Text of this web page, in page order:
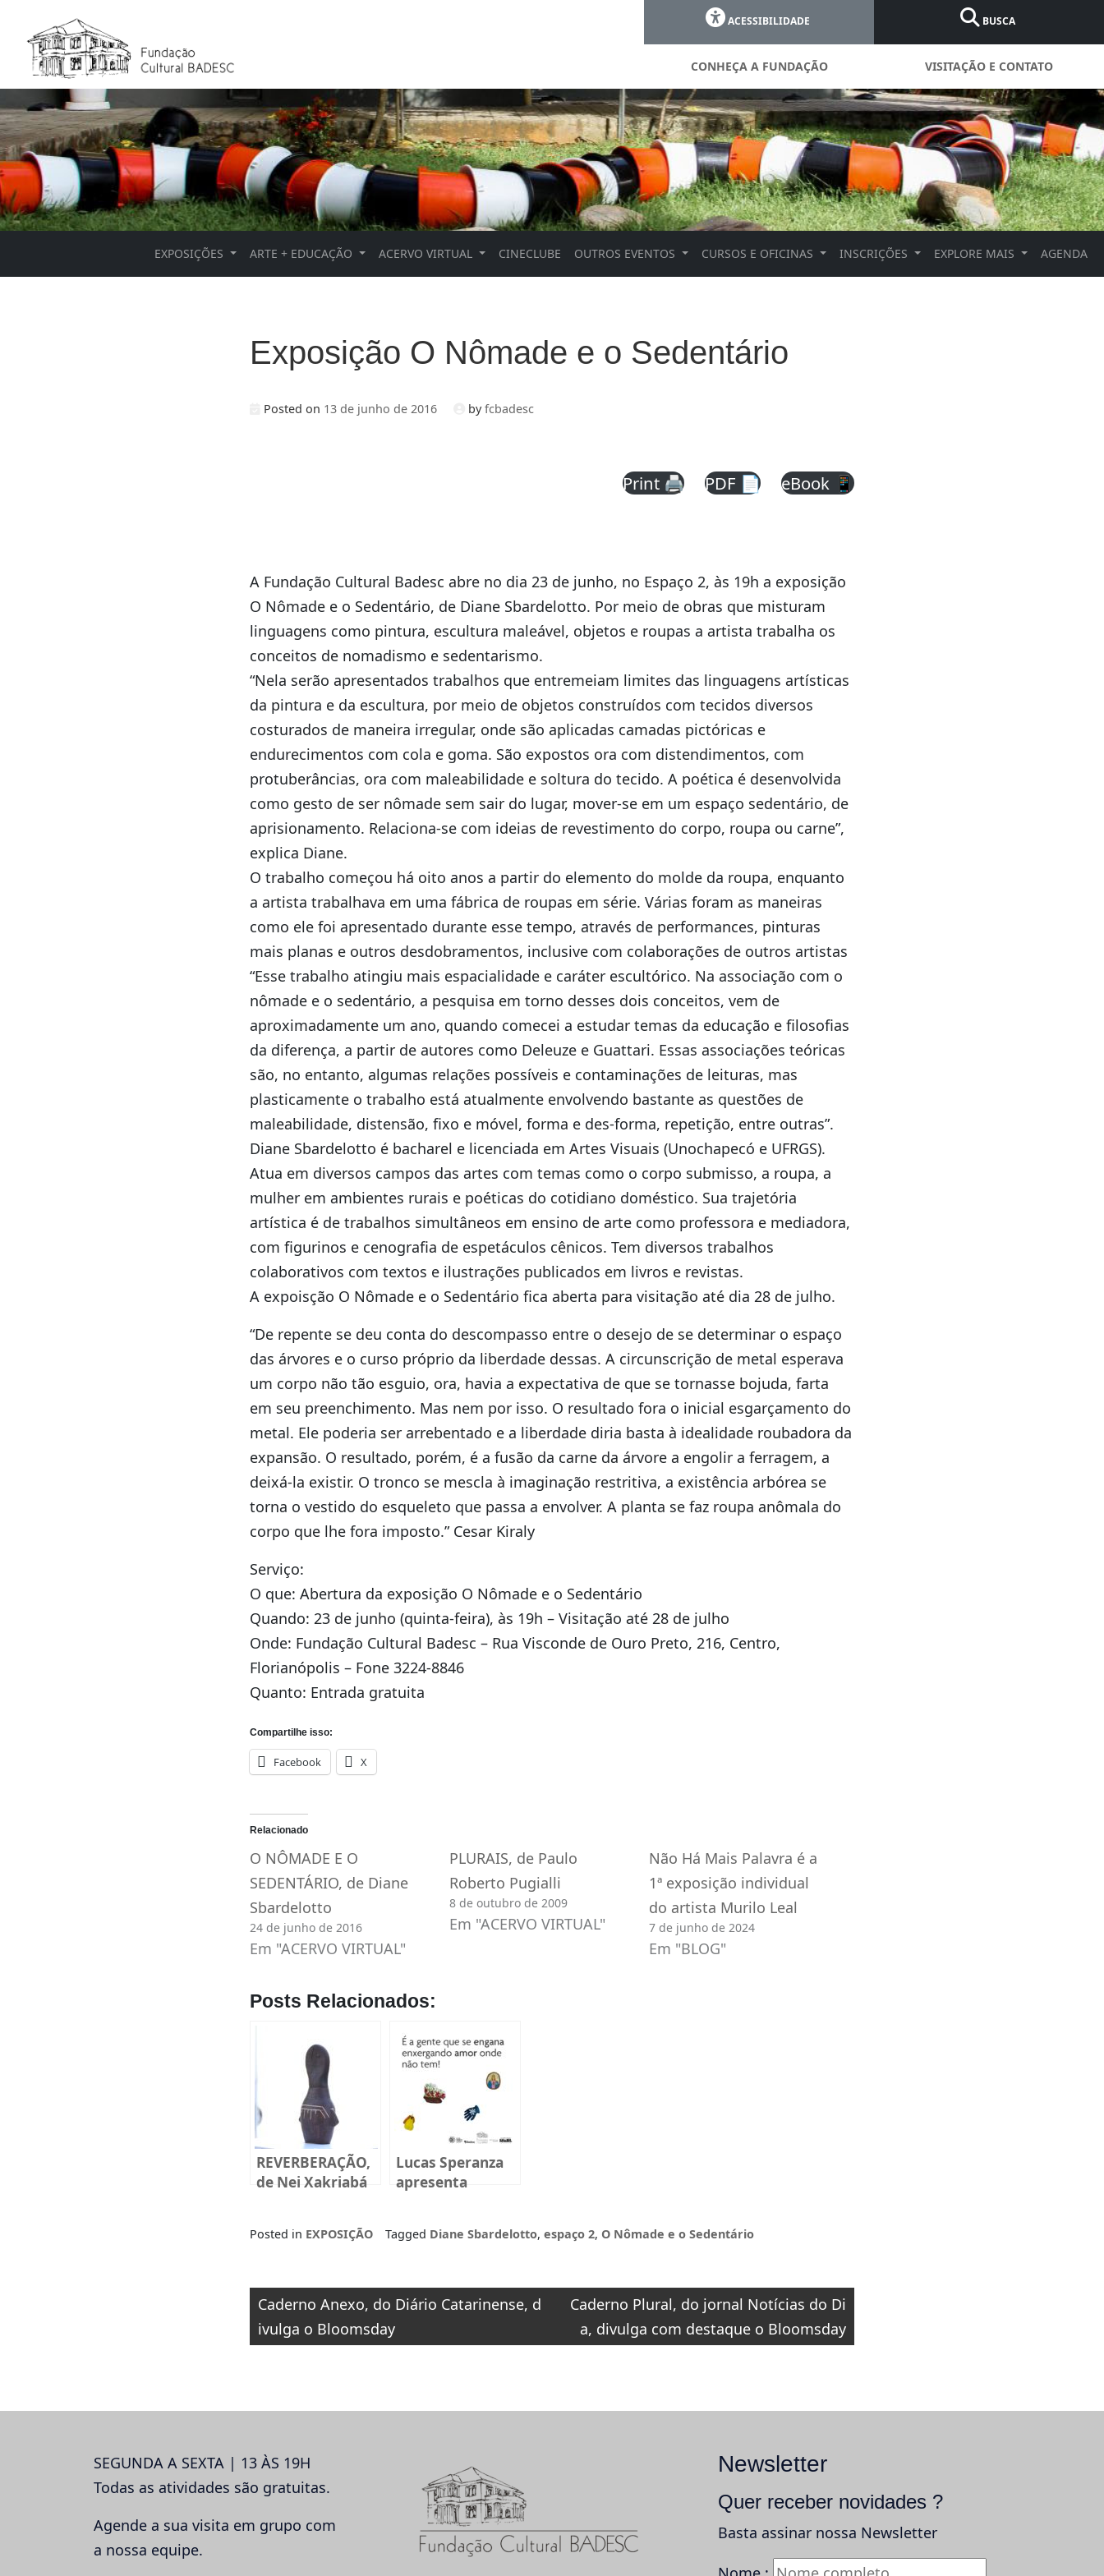
ACESSIBILIDADE BUSCA
CONHEÇA A FUNDAÇÃO VISITAÇÃO E CONTATO
EXPOSIÇÕES ARTE + EDUCAÇÃO ACERVO VIRTUAL CINECLUBE OUTROS EVENTOS CURSOS E OFICINAS INSCRIÇÕES EXPLORE MAIS AGENDA
Exposição O Nômade e o Sedentário
Posted on 13 de junho de 2016 byfcbadesc
Print 🖨 PDF 📄 eBook 📱
A Fundação Cultural Badesc abre no dia 23 de junho, no Espaço 2, às 19h a exposição
O Nômade e o Sedentário, de Diane Sbardelotto. Por meio de obras que misturam
linguagens como pintura, escultura maleável, objetos e roupas a artista trabalha os
conceitos de nomadismo e sedentarismo.
“Nela serão apresentados trabalhos que entremeiam limites das linguagens artísticas
da pintura e da escultura, por meio de objetos construídos com tecidos diversos
costurados de maneira irregular, onde são aplicadas camadas pictóricas e
endurecimentos com cola e goma. São expostos ora com distendimentos, com
protuberâncias, ora com maleabilidade e soltura do tecido. A poética é desenvolvida
como gesto de ser nômade sem sair do lugar, mover-se em um espaço sedentário, de
aprisionamento. Relaciona-se com ideias de revestimento do corpo, roupa ou carne”,
explica Diane.
O trabalho começou há oito anos a partir do elemento do molde da roupa, enquanto
a artista trabalhava em uma fábrica de roupas em série. Várias foram as maneiras
como ele foi apresentado durante esse tempo, através de performances, pinturas
mais planas e outros desdobramentos, inclusive com colaborações de outros artistas
“Esse trabalho atingiu mais espacialidade e caráter escultórico. Na associação com o
nômade e o sedentário, a pesquisa em torno desses dois conceitos, vem de
aproximadamente um ano, quando comecei a estudar temas da educação e filosofias
da diferença, a partir de autores como Deleuze e Guattari. Essas associações teóricas
são, no entanto, algumas relações possíveis e contaminações de leituras, mas
plasticamente o trabalho está atualmente envolvendo bastante as questões de
maleabilidade, distensão, fixo e móvel, forma e des-forma, repetição, entre outras”.
Diane Sbardelotto é bacharel e licenciada em Artes Visuais (Unochapecó e UFRGS).
Atua em diversos campos das artes com temas como o corpo submisso, a roupa, a
mulher em ambientes rurais e poéticas do cotidiano doméstico. Sua trajetória
artística é de trabalhos simultâneos em ensino de arte como professora e mediadora,
com figurinos e cenografia de espetáculos cênicos. Tem diversos trabalhos
colaborativos com textos e ilustrações publicados em livros e revistas.
A expoisção O Nômade e o Sedentário fica aberta para visitação até dia 28 de julho.
“De repente se deu conta do descompasso entre o desejo de se determinar o espaço
das árvores e o curso próprio da liberdade dessas. A circunscrição de metal esperava
um corpo não tão esguio, ora, havia a expectativa de que se tornasse bojuda, farta
em seu preenchimento. Mas nem por isso. O resultado fora o inicial esgarçamento do
metal. Ele poderia ser arrebentado e a liberdade diria basta à idealidade roubadora da
expansão. O resultado, porém, é a fusão da carne da árvore a engolir a ferragem, a
deixá-la existir. O tronco se mescla à imaginação restritiva, a existência arbórea se
torna o vestido do esqueleto que passa a envolver. A planta se faz roupa anômala do
corpo que lhe fora imposto.” Cesar Kiraly
Serviço:
O que: Abertura da exposição O Nômade e o Sedentário
Quando: 23 de junho (quinta-feira), às 19h – Visitação até 28 de julho
Onde: Fundação Cultural Badesc – Rua Visconde de Ouro Preto, 216, Centro,
Florianópolis – Fone 3224-8846
Quanto: Entrada gratuita
Compartilhe isso:
Facebook X
Relacionado
O NÔMADE E O
SEDENTÁRIO, de Diane
Sbardelotto
24 de junho de 2016
Em "ACERVO VIRTUAL"
PLURAIS, de Paulo
Roberto Pugialli
8 de outubro de 2009
Em "ACERVO VIRTUAL"
Não Há Mais Palavra é a
1ª exposição individual
do artista Murilo Leal
7 de junho de 2024
Em "BLOG"
Posts Relacionados:
REVERBERAÇÃO,
de Nei Xakriabá
Lucas Speranza
apresenta
Cultural BADESC,
Posted in EXPOSIÇÃO Tagged Diane Sbardelotto, espaço 2, O Nômade e o Sedentário
Navegação
de
Caderno Anexo, do Diário Catarinense, d
ivulga o Bloomsday
Caderno Plural, do jornal Notícias do Di
a, divulga com destaque o Bloomsday
SEGUNDA A SEXTA | 13 ÀS 19H
Todas as atividades são gratuitas.
Agende a sua visita em grupo com
a nossa equipe.
Newsletter
Quer receber novidades ?
Basta assinar nossa Newsletter